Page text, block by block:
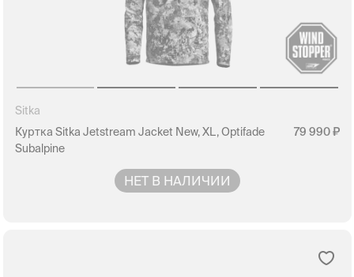
Sitka
Куртка Sitka Jetstream Jacket New, XL, Optifade
Subalpine
79 990
НЕТ В НАЛИЧИИ